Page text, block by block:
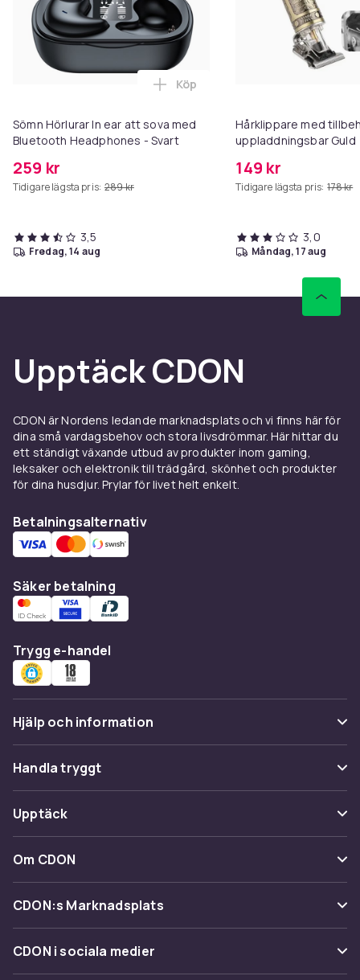
Sömn Hörlurar In ear att sova med
Bluetooth Headphones - Svart
259 kr
Tidigare lägsta pris: 289 kr
Lägg till Sömn Hörlurar In ear
Köp
3,5
fredag, 14 aug
Hårklippare med
uppladdningsbar Guld
149 kr
Tidigare lägsta pris: 178 kr
3,0
måndag, 17 aug
Upptäck CDON
CDON är Nordens ledande marknadsplats och vi finns här för
dina små vardagsbehov och stora livsdrömmar. Här hittar du
ett ständigt växande utbud av produkter inom gaming,
leksaker och elektronik till trädgård, skönhet och produkter
för dina husdjur. Prylar för livet helt enkelt.
Betalningsalternativ
Säker betalning
Trygg e-handel
Hjälp och information
Vanliga frågor
Spåra paket
Ångra & Returnera här
Kundservice
Handla tryggt
Betalning
Leverans
Återkallelser
Upptäck
Kategorier
Varumärken
Shopit.se
Om CDON
Om oss
Kundrecensioner
CDON:s Marknadsplats
Sälj på CDON
CDON i sociala medier